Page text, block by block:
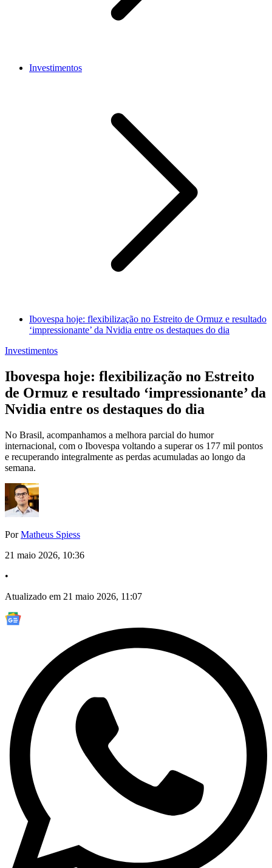
Investimentos
Ibovespa hoje: flexibilização no Estreito de Ormuz e resultado
‘impressionante’ da Nvidia entre os destaques do dia
Investimentos
Ibovespa hoje: flexibilização no Estreito
de Ormuz e resultado ‘impressionante’ da
Nvidia entre os destaques do dia
No Brasil, acompanhamos a melhora parcial do humor
internacional, com o Ibovespa voltando a superar os 177 mil pontos
e recuperando integralmente as perdas acumuladas ao longo da
semana.
PorMatheus Spiess
21 maio 2026, 10:36
•
Atualizado em 21 maio 2026, 11:07